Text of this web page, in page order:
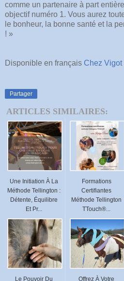
comme un partenaire à part
objectif numéro 1. Vous aurez
le bonheur, la bonne santé et la
! »
Disponible en français Chez Vigot
Partager
ARTICLES SIMILAIRES:
Une Initiation À La
Méthode Tellington :
Détente, Équilibre
Et Pr...
Formations
Certifiantes
Méthode Tellington
TTouch®...
Le Pouvoir Du
Offrez À Votre